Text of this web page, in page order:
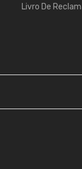
Livro De